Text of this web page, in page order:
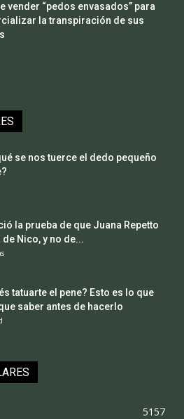
vender “pedos envasados” para
la transpiración de sus
se nos tuerce el dedo pequeño
la prueba de que Juana Repetto
de Nico, y no de...
tatuarte el pene? Esto es lo que
saber antes de hacerlo
5157